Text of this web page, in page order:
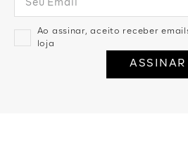
Ao assinar, aceito receber
loja
ASSINAR